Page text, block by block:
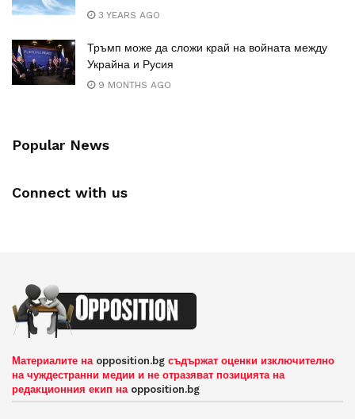
3 YEARS AGO
Тръмп може да сложи край на войната между
Украйна и Русия
9 MONTHS AGO
Popular News
Connect with us
Материалите на opposition.bg съдържат оценки изключително
на чуждестранни медии и не отразяват позицията на
редакционния екип на opposition.bg